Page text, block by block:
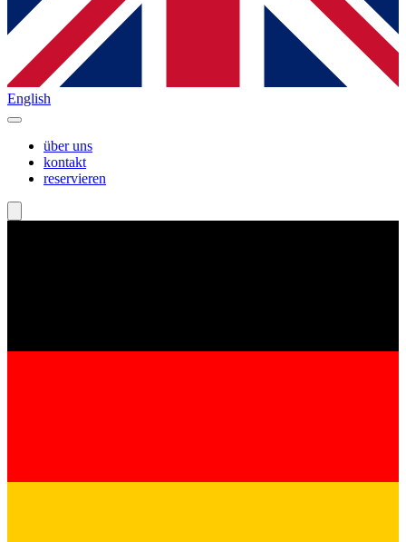
English
über uns
kontakt
reservieren